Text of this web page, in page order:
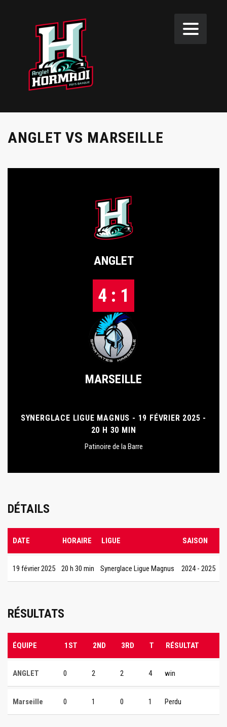
ANGLET VS MARSEILLE
ANGLET
4 : 1
MARSEILLE
SYNERGLACE LIGUE MAGNUS - 19 FÉVRIER 2025 -
20 H 30 MIN
Patinoire de la Barre
DÉTAILS
DATE HORAIRE LIGUE SAISON
19 février 2025 20 h 30 min Synerglace Ligue Magnus 2024 - 2025
RÉSULTATS
ÉQUIPE 1ST 2ND 3RD T RÉSULTAT
ANGLET 0 2 2 4 win
Marseille 0 1 0 1 Perdu